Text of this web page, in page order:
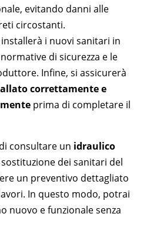
evitando danni alle
circostanti.
i nuovi sanitari in
di sicurezza e le
Infine, si assicurerà
correttamente e
prima di completare il
consultare un idraulico
dei sanitari del
un preventivo dettagliato
In questo modo, potrai
nuovo e funzionale senza